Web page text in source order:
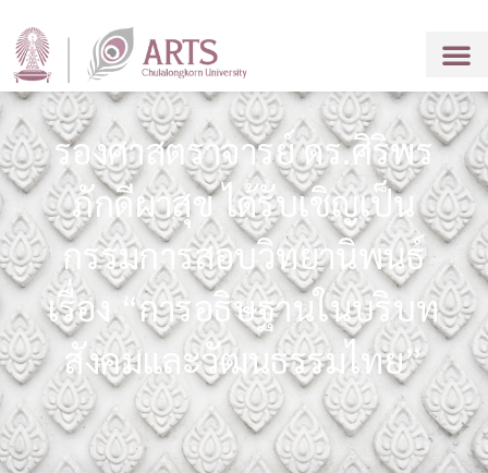
รองศาสตราจารย์ ดร.ศิริพร
ภักดีผาสุข ได้รับเชิญเป็น
กรรมการสอบวิทยานิพนธ์
เรื่อง “การอธิษฐานในบริบท
สังคมและวัฒนธรรมไทย”